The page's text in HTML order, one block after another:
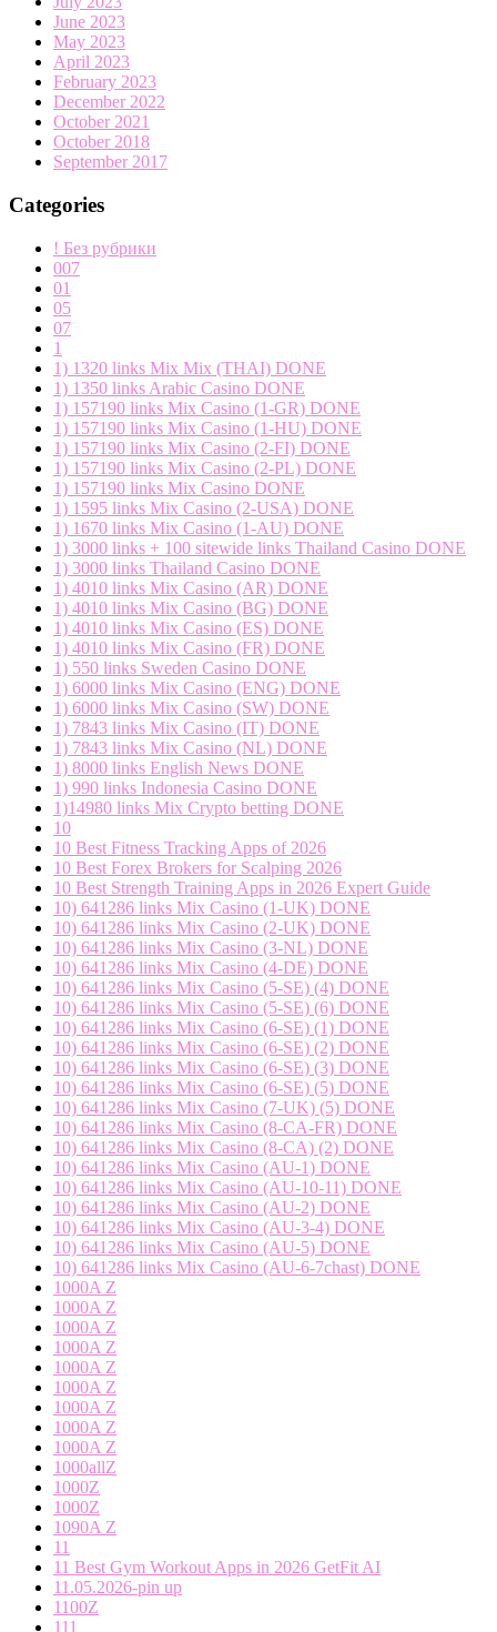
June 2023
May 2023
April 2023
February 2023
December 2022
October 2021
October 2018
September 2017
Categories
! Без рубрики
007
01
05
07
1
1) 1320 links Mix Mix (THAI) DONE
1) 1350 links Arabic Casino DONE
1) 157190 links Mix Casino (1-GR) DONE
1) 157190 links Mix Casino (1-HU) DONE
1) 157190 links Mix Casino (2-FI) DONE
1) 157190 links Mix Casino (2-PL) DONE
1) 157190 links Mix Casino DONE
1) 1595 links Mix Casino (2-USA) DONE
1) 1670 links Mix Casino (1-AU) DONE
1) 3000 links + 100 sitewide links Thailand Casino DONE
1) 3000 links Thailand Casino DONE
1) 4010 links Mix Casino (AR) DONE
1) 4010 links Mix Casino (BG) DONE
1) 4010 links Mix Casino (ES) DONE
1) 4010 links Mix Casino (FR) DONE
1) 550 links Sweden Casino DONE
1) 6000 links Mix Casino (ENG) DONE
1) 6000 links Mix Casino (SW) DONE
1) 7843 links Mix Casino (IT) DONE
1) 7843 links Mix Casino (NL) DONE
1) 8000 links English News DONE
1) 990 links Indonesia Casino DONE
1)14980 links Mix Crypto betting DONE
10
10 Best Fitness Tracking Apps of 2026
10 Best Forex Brokers for Scalping 2026
10 Best Strength Training Apps in 2026 Expert Guide
10) 641286 links Mix Casino (1-UK) DONE
10) 641286 links Mix Casino (2-UK) DONE
10) 641286 links Mix Casino (3-NL) DONE
10) 641286 links Mix Casino (4-DE) DONE
10) 641286 links Mix Casino (5-SE) (4) DONE
10) 641286 links Mix Casino (5-SE) (6) DONE
10) 641286 links Mix Casino (6-SE) (1) DONE
10) 641286 links Mix Casino (6-SE) (2) DONE
10) 641286 links Mix Casino (6-SE) (3) DONE
10) 641286 links Mix Casino (6-SE) (5) DONE
10) 641286 links Mix Casino (7-UK) (5) DONE
10) 641286 links Mix Casino (8-CA-FR) DONE
10) 641286 links Mix Casino (8-CA) (2) DONE
10) 641286 links Mix Casino (AU-1) DONE
10) 641286 links Mix Casino (AU-10-11) DONE
10) 641286 links Mix Casino (AU-2) DONE
10) 641286 links Mix Casino (AU-3-4) DONE
10) 641286 links Mix Casino (AU-5) DONE
10) 641286 links Mix Casino (AU-6-7chast) DONE
1000A Z
1000A Z
1000A Z
1000A Z
1000A Z
1000A Z
1000A Z
1000A Z
1000A Z
1000allZ
1000Z
1000Z
1090A Z
11
11 Best Gym Workout Apps in 2026 GetFit AI
11.05.2026-pin up
1100Z
111